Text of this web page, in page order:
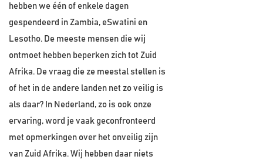
hebben we één of enkele dagen
gespendeerd in Zambia, eSwatini en
Lesotho. De meeste mensen die wij
ontmoet hebben beperken zich tot Zuid
Afrika. De vraag die ze meestal stellen is
of het in de andere landen net zo veilig is
als daar? In Nederland, zo is ook onze
ervaring, word je vaak geconfronteerd
met opmerkingen over het onveilig zijn
van Zuid Afrika. Wij hebben daar niets